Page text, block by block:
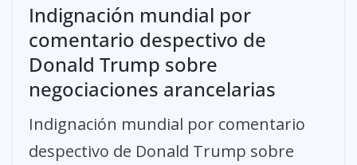
Indignación mundial por
comentario despectivo de
Donald Trump sobre
negociaciones arancelarias
Indignación mundial por comentario
despectivo de Donald Trump sobre